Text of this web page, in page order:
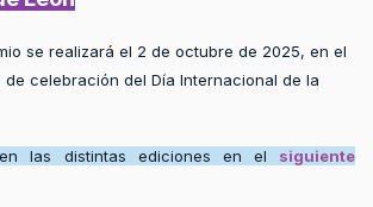
se realizará el 2 de octubre de 2025, en el
celebración del Día Internacional de la
en las distintas ediciones en el siguiente